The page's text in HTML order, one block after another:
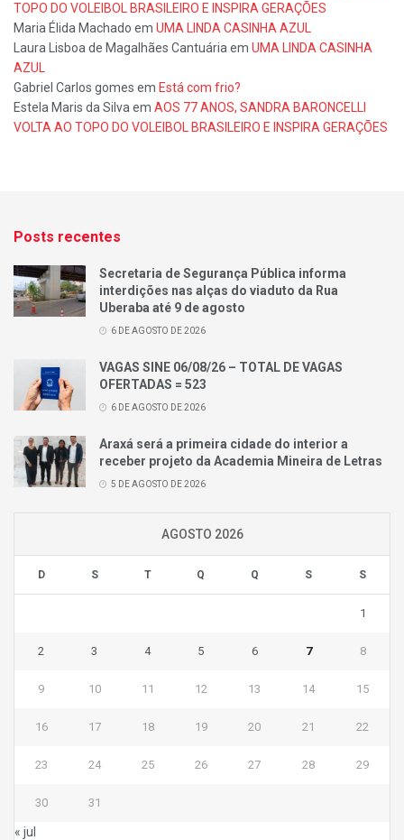
TOPO DO VOLEIBOL BRASILEIRO E INSPIRA GERAÇÕES
Maria Élida Machado em UMA LINDA CASINHA AZUL
Laura Lisboa de Magalhães Cantuária em UMA LINDA CASINHA
AZUL
Gabriel Carlos gomes em Está com frio?
Estela Maris da Silva em AOS 77 ANOS, SANDRA BARONCELLI
VOLTA AO TOPO DO VOLEIBOL BRASILEIRO E INSPIRA GERAÇÕES
Posts recentes
Secretaria de Segurança Pública informa
interdições nas alças do viaduto da Rua
Uberaba até 9 de agosto
6 DE AGOSTO DE 2026
VAGAS SINE 06/08/26 – TOTAL DE VAGAS
OFERTADAS = 523
6 DE AGOSTO DE 2026
Araxá será a primeira cidade do interior a
receber projeto da Academia Mineira de Letras
5 DE AGOSTO DE 2026
AGOSTO 2026
D S T Q Q S S
1
2 3 4 5 6 7 8
9 10 11 12 13 14 15
16 17 18 19 20 21 22
23 24 25 26 27 28 29
30 31
« jul